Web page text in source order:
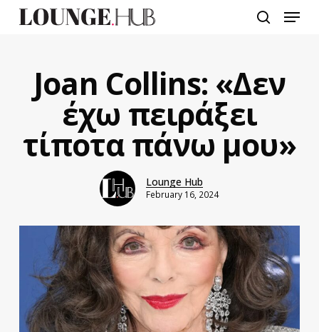
Menu
Joan Collins: «Δεν
έχω πειράξει
τίποτα πάνω μου»
Lounge Hub
February 16, 2024